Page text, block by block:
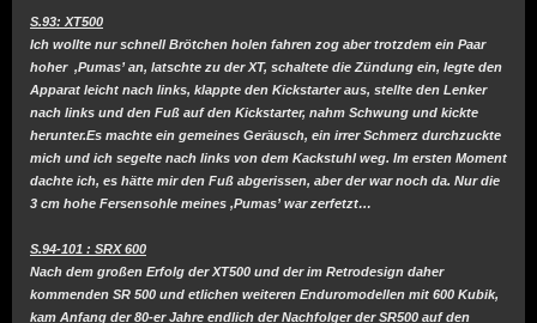
S.93: XT500
Ich wollte nur schnell Brötchen holen fahren zog aber trotzdem ein Paar
hoher ‚Pumas’ an, latschte zu der XT, schaltete die Zündung ein, legte den
Apparat leicht nach links, klappte den Kickstarter aus, stellte den Lenker
nach links und den Fuß auf den Kickstarter, nahm Schwung und kickte
herunter.Es machte ein gemeines Geräusch, ein irrer Schmerz durchzuckte
mich und ich segelte nach links von dem Kackstuhl weg. Im ersten Moment
dachte ich, es hätte mir den Fuß abgerissen, aber der war noch da. Nur die
3 cm hohe Fersensohle meines ‚Pumas’ war zerfetzt…
S.94-101 : SRX 600
Nach dem großen Erfolg der XT500 und der im Retrodesign daher
kommenden SR 500 und etlichen weiteren Enduromodellen mit 600 Kubik,
kam Anfang der 80-er Jahre endlich der Nachfolger der SR500 auf den